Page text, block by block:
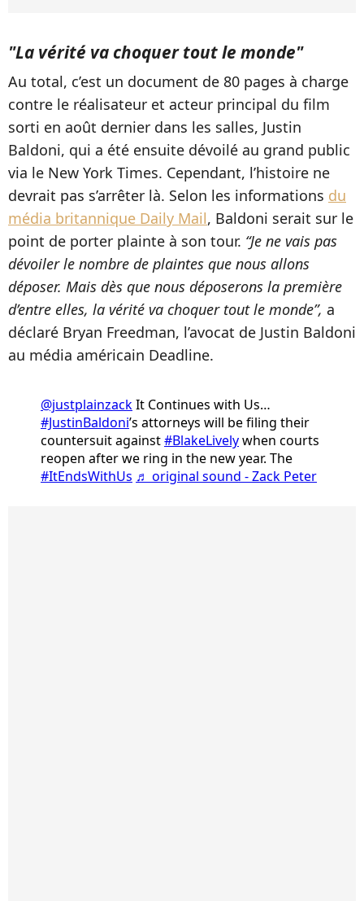
"La vérité va choquer tout le monde"
Au total, c’est un document de 80 pages à charge
contre le réalisateur et acteur principal du film
sorti en août dernier dans les salles, Justin
Baldoni, qui a été ensuite dévoilé au grand public
via le New York Times. Cependant, l’histoire ne
devrait pas s’arrêter là. Selon les informations du
média britannique Daily Mail, Baldoni serait sur le
point de porter plainte à son tour. “Je ne vais pas
dévoiler le nombre de plaintes que nous allons
déposer. Mais dès que nous déposerons la première
d’entre elles, la vérité va choquer tout le monde”, a
déclaré Bryan Freedman, l’avocat de Justin Baldoni
au média américain Deadline.
@justplainzackIt Continues with Us…
#JustinBaldoni’s attorneys will be filing their
countersuit against#BlakeLivelywhen courts
reopen after we ring in the new year. The
#ItEndsWithUs ♬ original sound - Zack Peter